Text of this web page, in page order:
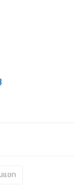
แขก